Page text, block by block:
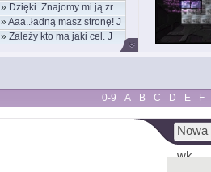
moż
» Dzięki. Znajomy mi ją zr
»Aaa..ładną masz stronę! J
» Zależy kto ma jaki cel. J
0-9 A B C D E F
Nowa
wk...